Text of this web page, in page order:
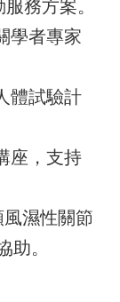
務方案。
學者專家
體試驗計
座，支持
濕性關節
助。